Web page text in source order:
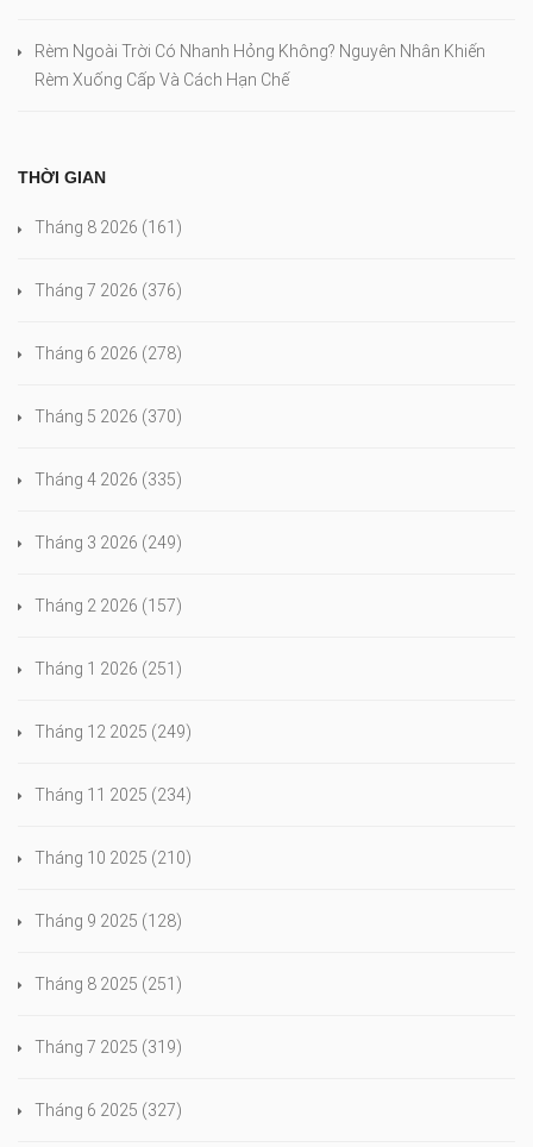
Rèm Ngoài Trời Có Nhanh Hỏng Không? Nguyên Nhân Khiến
Rèm Xuống Cấp Và Cách Hạn Chế
THỜI GIAN
Tháng 8 2026 (161)
Tháng 7 2026 (376)
Tháng 6 2026 (278)
Tháng 5 2026 (370)
Tháng 4 2026 (335)
Tháng 3 2026 (249)
Tháng 2 2026 (157)
Tháng 1 2026 (251)
Tháng 12 2025 (249)
Tháng 11 2025 (234)
Tháng 10 2025 (210)
Tháng 9 2025 (128)
Tháng 8 2025 (251)
Tháng 7 2025 (319)
Tháng 6 2025 (327)